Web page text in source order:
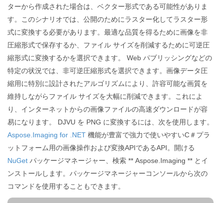
ターから作成された場合は、ベクター形式である可能性がありま
す。このシナリオでは、公開のためにラスター化してラスター形
式に変換する必要があります。最適な品質を得るために画像を非
圧縮形式で保存するか、ファイル サイズを削減するために可逆圧
縮形式に変換するかを選択できます。 Web パブリッシングなどの
特定の状況では、非可逆圧縮形式を選択できます。画像データ圧
縮用に特別に設計されたアルゴリズムにより、許容可能な画質を
維持しながらファイル サイズを大幅に削減できます。これによ
り、インターネットからの画像ファイルの高速ダウンロードが容
易になります。 DJVU を PNG に変換するには、次を使用します。
Aspose.Imaging for .NET 機能が豊富で強力で使いやすいC＃プラ
ットフォーム用の画像操作および変換APIであるAPI。開ける
NuGet パッケージマネージャー、検索 ** Aspose.Imaging ** とイ
ンストールします。パッケージマネージャーコンソールから次の
コマンドを使用することもできます。